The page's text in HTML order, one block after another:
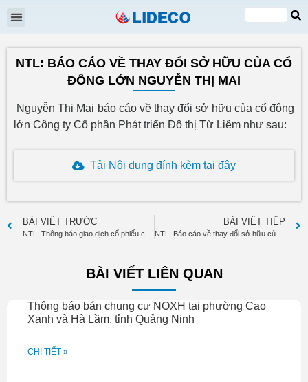
VI
EN
NTL: BÁO CÁO VỀ THAY ĐỔI SỞ HỮU CỦA CỔ
ĐÔNG LỚN NGUYỄN THỊ MAI
Nguyễn Thị Mai báo cáo về thay đổi sở hữu của cổ đông
lớn Công ty Cổ phần Phát triển Đô thị Từ Liêm như sau:
Tải Nội dung đính kèm tại đây
BÀI VIẾT TRƯỚC BÀI VIẾT TIẾP
NTL: Báo cáo về thay đổi sở hữu của cổ đông lớn Nguyễn Thị Mai
BÀI VIẾT LIÊN QUAN
Thông báo bán chung cư NOXH tại phường Cao
Xanh và Hà Lầm, tỉnh Quảng Ninh
CHI TIẾT »